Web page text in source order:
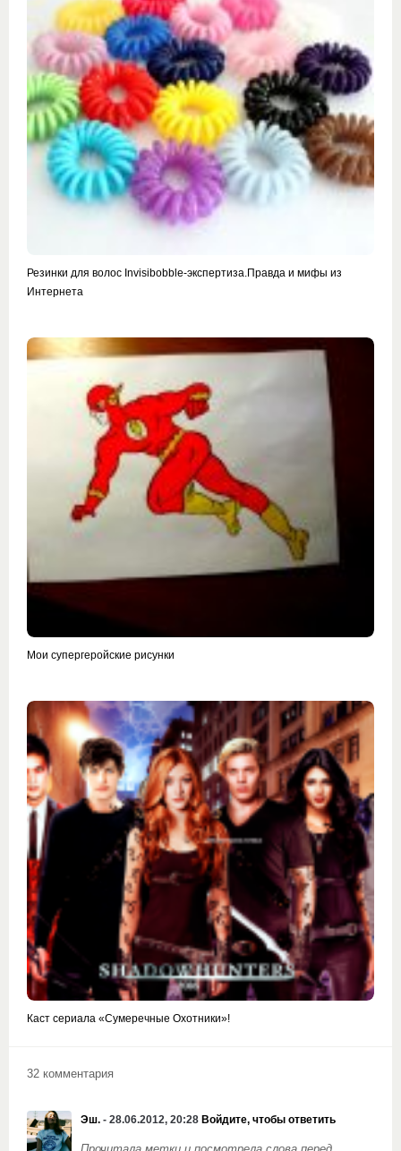
Резинки для волос Invisibobble-экспертиза.Правда и мифы из
Интернета
Мои супергеройские рисунки
Каст сериала «Сумеречные Охотники»!
32 комментария
Эш. - 28.06.2012, 20:28 Войдите, чтобы ответить